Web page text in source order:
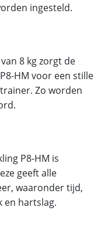
ingesteld.
8 kg zorgt de
HM voor een stille
Zo worden
P8-HM is
geeft alle
waaronder tijd,
en hartslag.